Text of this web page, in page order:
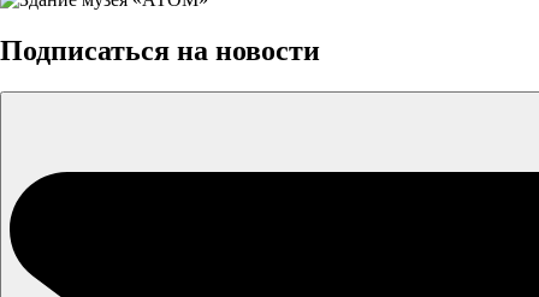
Подписаться на новости